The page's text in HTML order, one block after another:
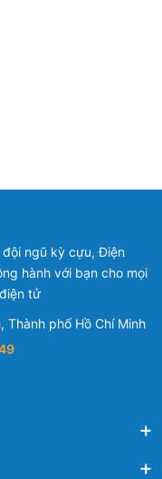
ngũ kỳ cựu, Điện
hành với bạn cho mọi
tử
Thành phố Hồ Chí Minh